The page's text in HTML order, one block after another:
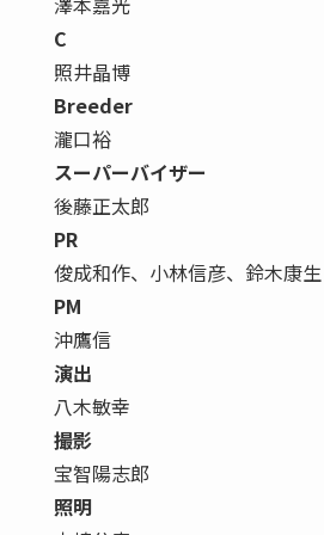
C
照井晶博
Breeder
瀧口裕
スーパーバイザー
後藤正太郎
PR
俊成和作、小林信彦、鈴木康生
PM
沖鷹信
演出
八木敏幸
撮影
宝智陽志郎
照明